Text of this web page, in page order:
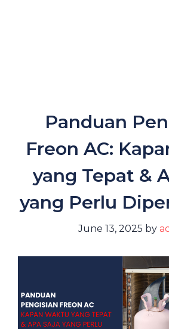
Panduan
Freon AC:
yang Tepat &
yang Perlu
June 13, 2025 by